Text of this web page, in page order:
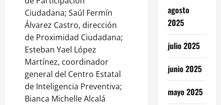
Ciudadana; Saúl Fermín
Álvarez Castro, dirección
de Proximidad Ciudadana;
Esteban Yael López
Martínez, coordinador
general del Centro Estatal
de Inteligencia Preventiva;
Bianca Michelle Alcalá
agosto
2025
julio 2025
junio 2025
mayo 2025